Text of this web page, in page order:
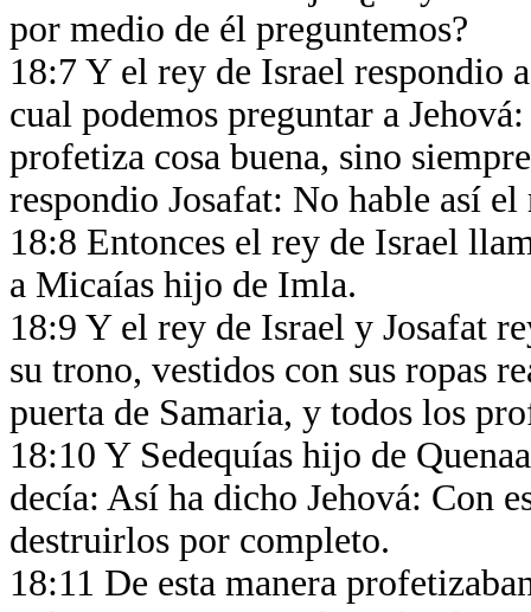
por medio de él preguntemos?
18:7 Y el rey de Israel respondio
cual podemos preguntar a
profetiza cosa buena, sino
respondio Josafat: No hable así
18:8 Entonces el rey de Israel
a Micaías hijo de Imla.
18:9 Y el rey de Israel y Josafat
su trono, vestidos con sus ropas
puerta de Samaria, y todos los
18:10 Y Sedequías hijo de
decía: Así ha dicho Jehová: Con
destruirlos por completo.
18:11 De esta manera